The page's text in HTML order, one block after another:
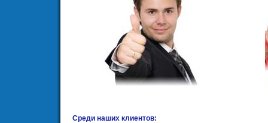
Среди наших клиентов: